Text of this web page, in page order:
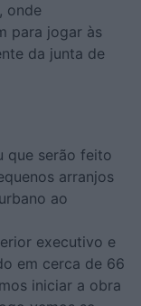
onde
para jogar às
da junta de
que serão feito
arranjos
ao
executivo e
em cerca de 66
iniciar a obra